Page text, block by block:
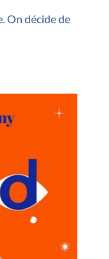
On décide de